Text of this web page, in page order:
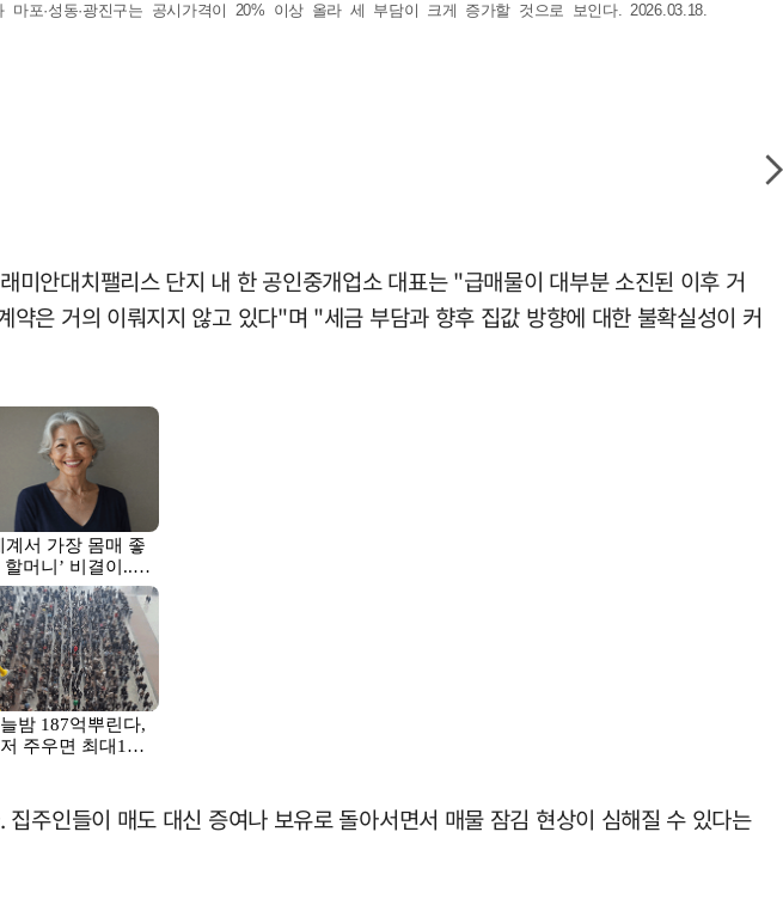
포·성동·광진구는 공시가격이 20% 이상 올라 세 부담이 크게 증가할 것으로 보인다. 2026.03.18.
안대치팰리스 단지 내 한 공인중개업소 대표는 "급매물이 대부분 소진된 이후 거
은 거의 이뤄지지 않고 있다"며 "세금 부담과 향후 집값 방향에 대한 불확실성이 커
주인들이 매도 대신 증여나 보유로 돌아서면서 매물 잠김 현상이 심해질 수 있다는